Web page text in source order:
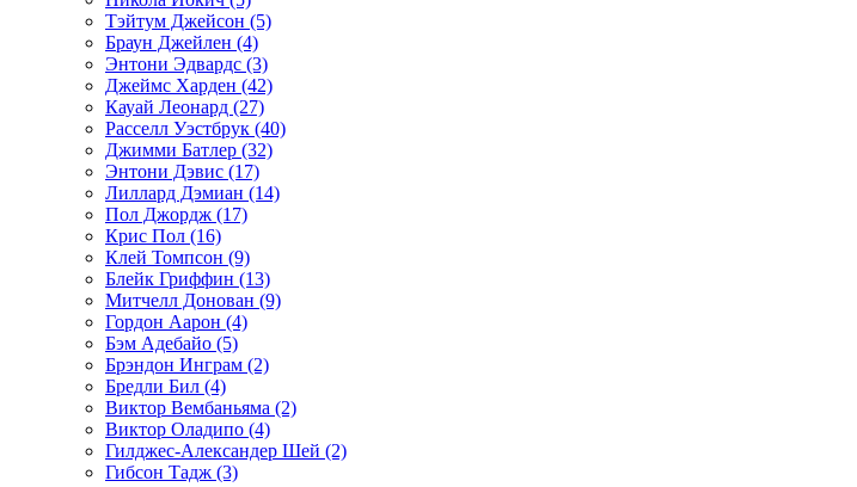
Тэйтум Джейсон (5)
Браун Джейлен (4)
Энтони Эдвардс (3)
Джеймс Харден (42)
Кауай Леонард (27)
Расселл Уэстбрук (40)
Джимми Батлер (32)
Энтони Дэвис (17)
Лиллард Дэмиан (14)
Пол Джордж (17)
Крис Пол (16)
Клей Томпсон (9)
Блейк Гриффин (13)
Митчелл Донован (9)
Гордон Аарон (4)
Бэм Адебайо (5)
Брэндон Инграм (2)
Бредли Бил (4)
Виктор Вембаньяма (2)
Виктор Оладипо (4)
Гилджес-Александер Шей (2)
Гибсон Тадж (3)